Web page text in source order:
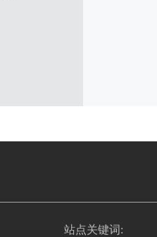
站点关键词: